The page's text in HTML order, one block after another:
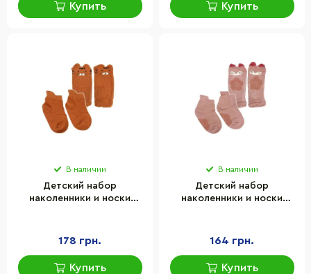
Купить Купить
В наличии
Детский набор
наколенники и носки
178 грн.
Купить
В наличии
Детский набор
наколенники и носки
164 грн.
Купить